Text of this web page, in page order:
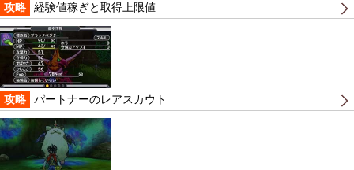
攻略 経験値稼ぎと取得上限値
攻略 パートナーのレアスカウト